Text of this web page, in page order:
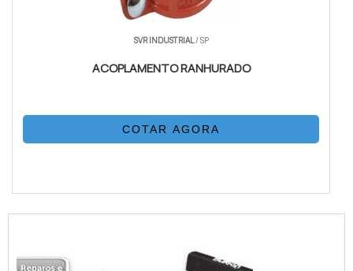
SVR INDUSTRIAL/ SP
ACOPLAMENTO RANHURADO
COTAR AGORA